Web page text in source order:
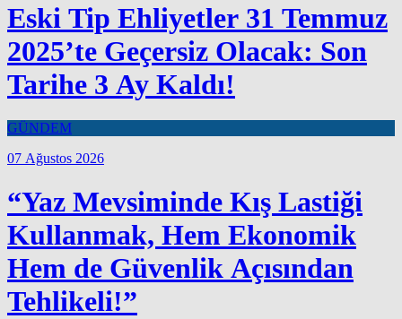
Eski Tip Ehliyetler 31 Temmuz
2025’te Geçersiz Olacak: Son
Tarihe 3 Ay Kaldı!
GÜNDEM
07 Ağustos 2026
“Yaz Mevsiminde Kış Lastiği
Kullanmak, Hem Ekonomik
Hem de Güvenlik Açısından
Tehlikeli!”